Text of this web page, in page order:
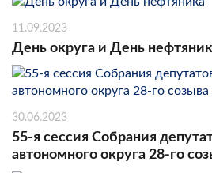
11.09.2023
День округа и День
30.06.2023
55-я сессия Собрания
автономного округа 28-го